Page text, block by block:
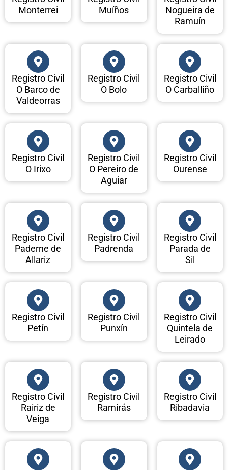
Monterrei
Muíños
Nogueira de
Ramuín
Registro Civil
O Barco de
Valdeorras
Registro Civil
O Bolo
Registro Civil
O Carballiño
Registro Civil
O Irixo
Registro Civil
O Pereiro de
Aguiar
Registro Civil
Ourense
Registro Civil
Paderne de
Allariz
Registro Civil
Padrenda
Registro Civil
Parada de
Sil
Registro Civil
Petín
Registro Civil
Punxín
Registro Civil
Quintela de
Leirado
Registro Civil
Rairiz de
Veiga
Registro Civil
Ramirás
Registro Civil
Ribadavia